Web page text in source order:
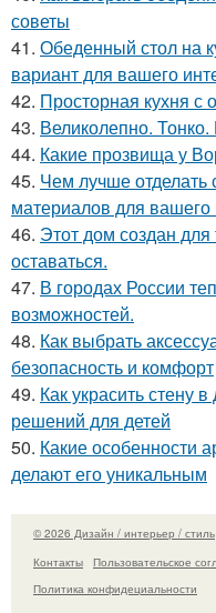
советы
41. Обеденный стол на
вариант для вашего
42. Просторная кухня с
43. Великолепно.
44. Какие прозвища у
45. Чем лучше
материалов для
46. Этот дом создан для
оставаться.
47. В городах России
возмoжностей.
48. Как выбрать
безопасность и комфорт
49. Как украсить стену
решений для детей
50. Какие особенности
делают его уникальным
© 2026 Дизайн / интерьер / стиль
Контакты
Пользовательское
Политика конфидециальности